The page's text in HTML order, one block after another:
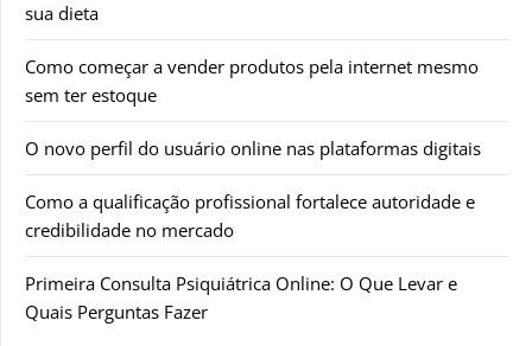
sua dieta
Como começar a vender produtos pela internet mesmo
sem ter estoque
O novo perfil do usuário online nas plataformas digitais
Como a qualificação profissional fortalece autoridade e
credibilidade no mercado
Primeira Consulta Psiquiátrica Online: O Que Levar e
Quais Perguntas Fazer